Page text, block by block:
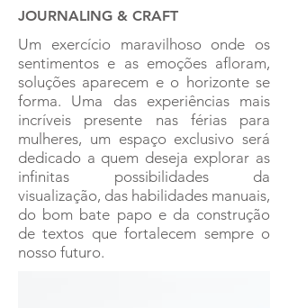
Um exercício maravilhoso onde os
sentimentos e as emoções afloram,
soluções aparecem e o horizonte se
forma. Uma das experiências mais
incríveis presente nas férias para
mulheres, um espaço exclusivo será
dedicado a quem deseja explorar as
infinitas possibilidades da
visualização, das habilidades manuais,
do bom bate papo e da construção
de textos que fortalecem sempre o
nosso futuro.
JOURNALING & CRAFT